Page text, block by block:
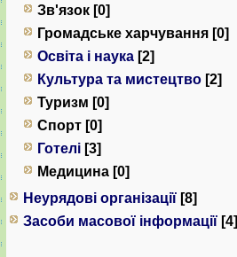
Зв'язок [0]
Громадське харчування [0]
Освіта і наука [2]
Культура та мистецтво [2]
Туризм [0]
Спорт [0]
Готелі [3]
Медицина [0]
Неурядові організації [8]
Засоби масової інформації [4]